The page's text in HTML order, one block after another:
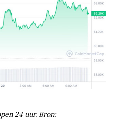
24 uur. Bron: